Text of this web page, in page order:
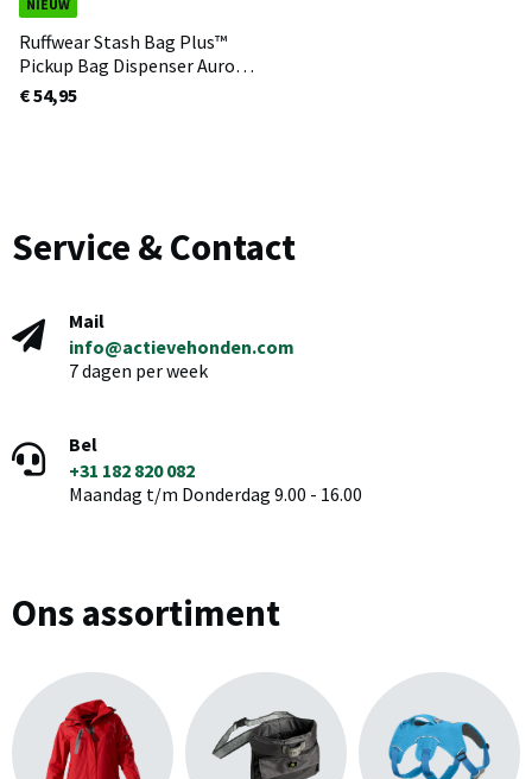
NIEUW
Ruffwear Stash Bag Plus™
Pickup Bag Dispenser Aurora
Teal
€ 54,95
Service & Contact
Mail
info@actievehonden.com
7 dagen per week
Bel
+31 182 820 082
Maandag t/m Donderdag 9.00 - 16.00
Ons assortiment